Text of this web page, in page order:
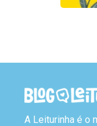
A Leiturinha é o